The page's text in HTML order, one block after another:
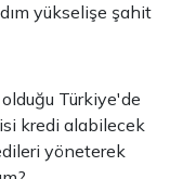
yükselişe şahit
Türkiye'de
kredi alabilecek
yöneterek